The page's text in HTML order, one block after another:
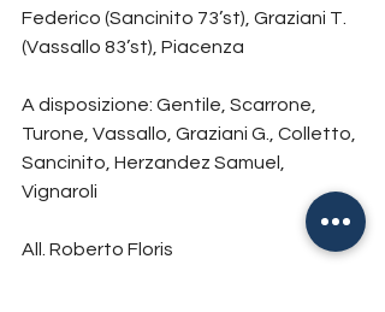
Federico (Sancinito 73’st), Graziani T.
(Vassallo 83’st), Piacenza
A disposizione: Gentile, Scarrone,
Turone, Vassallo, Graziani G., Colletto,
Sancinito, Herzandez Samuel,
Vignaroli
All. Roberto Floris